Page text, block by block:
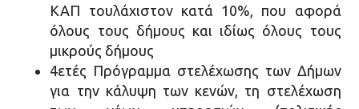
ΚΑΠ τουλάχιστον κατά 10%, που αφορά
όλους τους δήμους και ιδίως όλους τους
μικρούς δήμους
4ετές Πρόγραμμα στελέχωσης των Δήμων
για την κάλυψη των κενών, τη στελέχωση